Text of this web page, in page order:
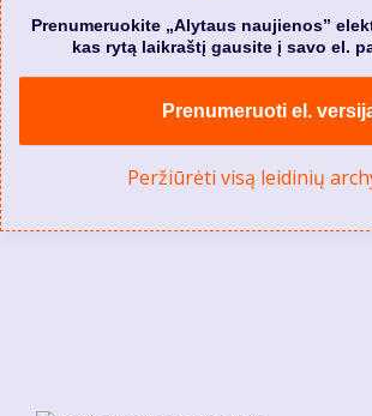
Prenumeruokite „Alytaus naujienos”
kas rytą laikraštį gausite į savo el.
Prenumeruoti el.
Peržiūrėti visą leidinių